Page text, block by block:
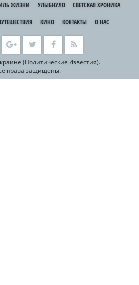
ЖИЗНИ УЛЫБНУЛО
СВЕТСКАЯ ХРОНИКА
КИНО КОНТАКТЫ О НАС
(Политические Известия).
права защищены.